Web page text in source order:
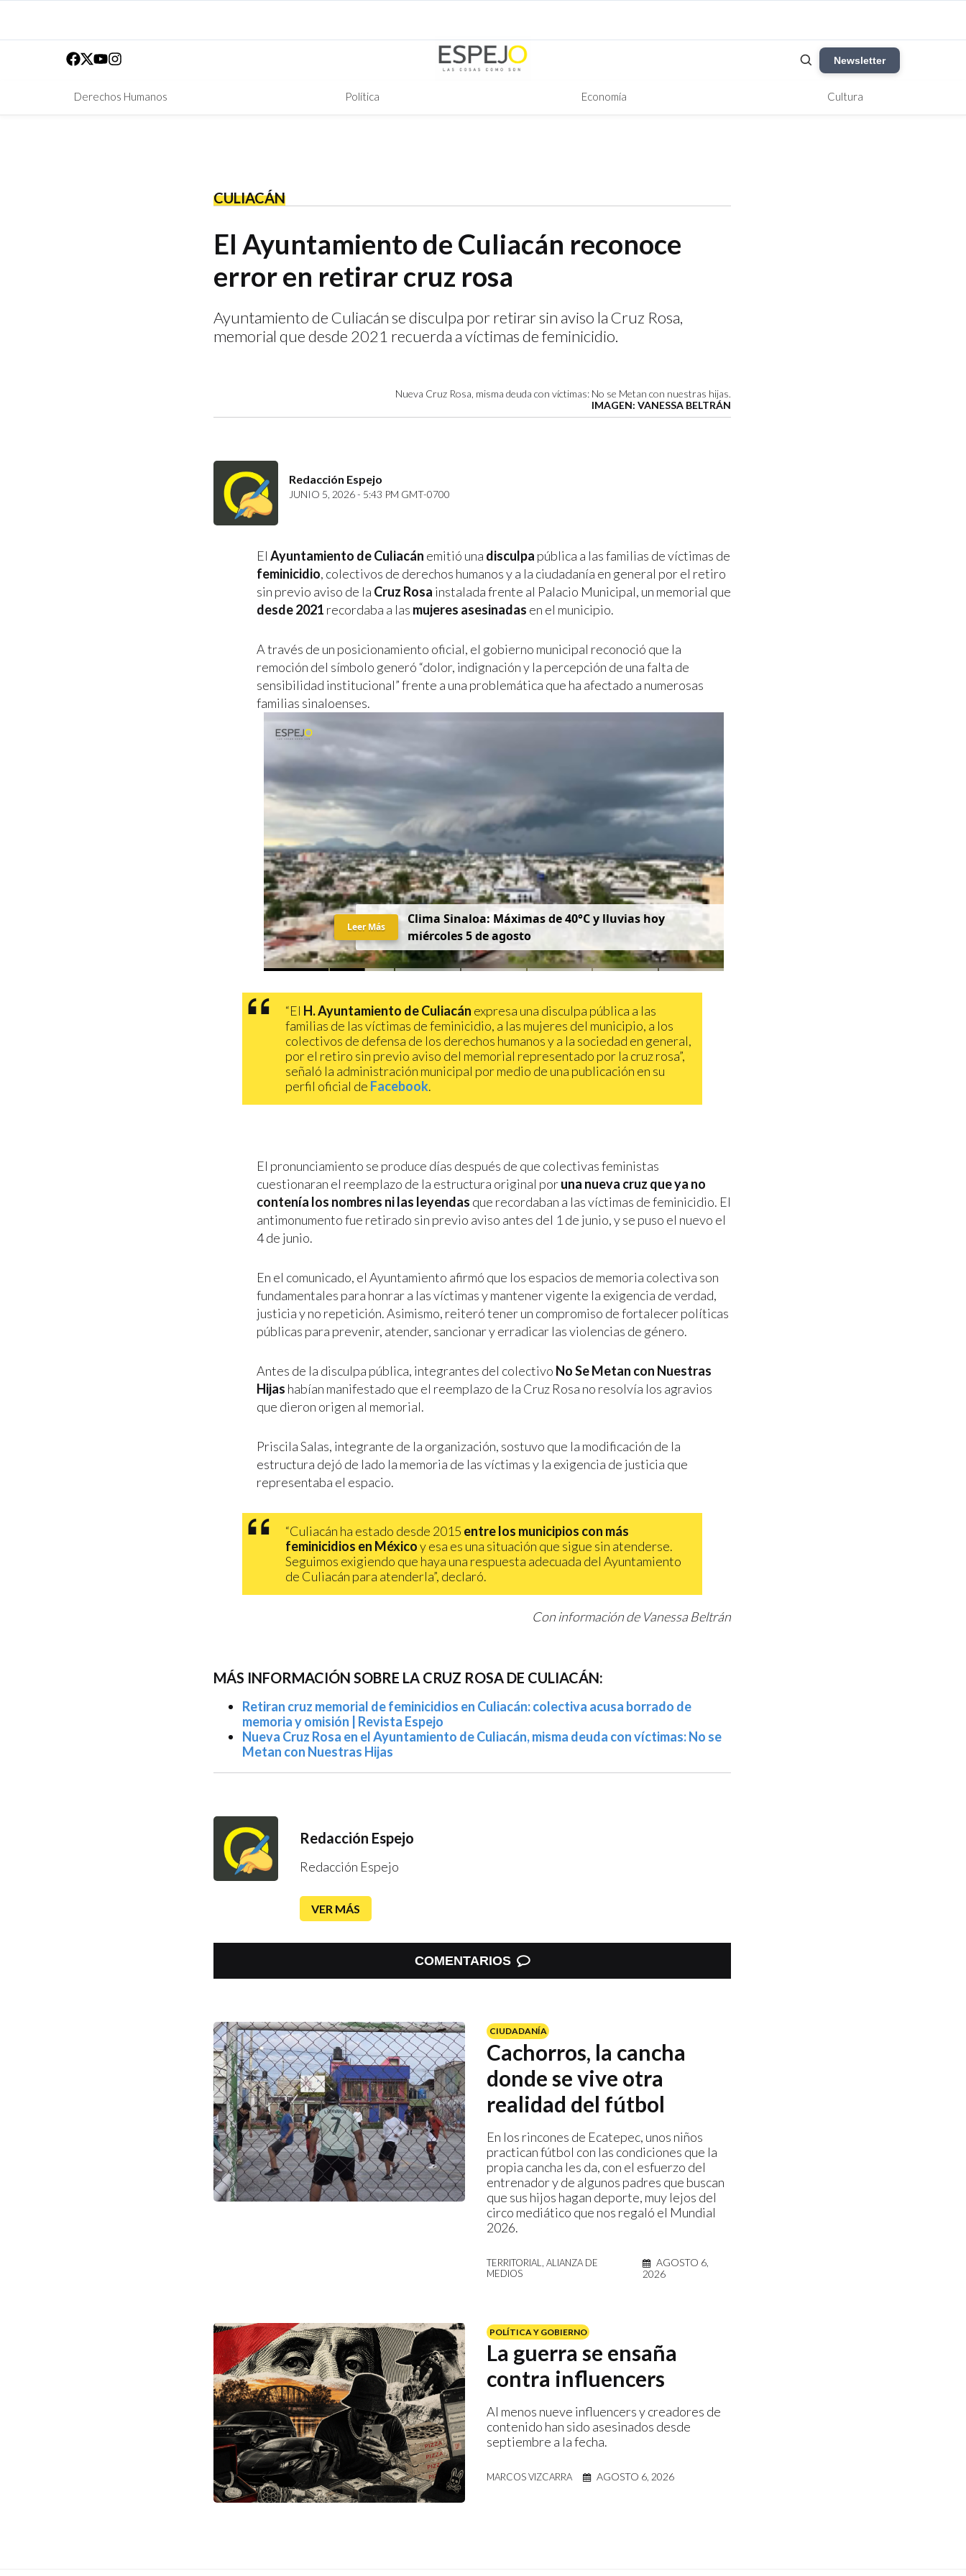
Newsletter
Derechos Humanos Política Economía Cultura
CULIACÁN
El Ayuntamiento de Culiacán reconoce
error en retirar cruz rosa
Ayuntamiento de Culiacán se disculpa por retirar sin aviso la Cruz Rosa,
memorial que desde 2021 recuerda a víctimas de feminicidio.
Nueva Cruz Rosa, misma deuda con víctimas: No se Metan con nuestras hijas.
IMAGEN: VANESSA BELTRÁN
Redacción Espejo
JUNIO 5, 2026 - 5:43 PM GMT-0700
El Ayuntamiento de Culiacán emitió una disculpa pública a las familias de víctimas de
feminicidio, colectivos de derechos humanos y a la ciudadanía en general por el retiro
sin previo aviso de la Cruz Rosa instalada frente al Palacio Municipal, un memorial que
desde 2021 recordaba a las mujeres asesinadas en el municipio.
A través de un posicionamiento oficial, el gobierno municipal reconoció que la
remoción del símbolo generó “dolor, indignación y la percepción de una falta de
sensibilidad institucional” frente a una problemática que ha afectado a numerosas
familias sinaloenses.
Clima Sinaloa: Máximas de 40°C y lluvias hoy
miércoles 5 de agosto
Leer Más
“El H. Ayuntamiento de Culiacán expresa una disculpa pública a las
familias de las víctimas de feminicidio, a las mujeres del municipio, a los
colectivos de defensa de los derechos humanos y a la sociedad en general,
por el retiro sin previo aviso del memorial representado por la cruz rosa”,
señaló la administración municipal por medio de una publicación en su
perfil oficial de Facebook.
El pronunciamiento se produce días después de que colectivas feministas
cuestionaran el reemplazo de la estructura original poruna nueva cruz que ya no
contenía los nombres ni las leyendas que recordaban a las víctimas de feminicidio. El
antimonumento fue retirado sin previo aviso antes del 1 de junio, y se puso el nuevo el
4 de junio.
En el comunicado, el Ayuntamiento afirmó que los espacios de memoria colectiva son
fundamentales para honrar a las víctimas y mantener vigente la exigencia de verdad,
justicia y no repetición. Asimismo, reiteró tener un compromiso de fortalecer políticas
públicas para prevenir, atender, sancionar y erradicar las violencias de género.
Antes de la disculpa pública, integrantes del colectivo No Se Metan con Nuestras
Hijas habían manifestado que el reemplazo de la Cruz Rosa no resolvía los agravios
que dieron origen al memorial.
Priscila Salas, integrante de la organización, sostuvo que la modificación de la
estructura dejó de lado la memoria de las víctimas y la exigencia de justicia que
representaba el espacio.
“Culiacán ha estado desde 2015 entre los municipios con más
feminicidios en Méxicoy esa es una situación que sigue sin atenderse.
Seguimos exigiendo que haya una respuesta adecuada del Ayuntamiento
de Culiacán para atenderla”, declaró.
Con información de Vanessa Beltrán
MÁS INFORMACIÓN SOBRE LA CRUZ ROSA DE CULIACÁN:
Retiran cruz memorial de feminicidios en Culiacán: colectiva acusa borrado de
memoria y omisión | Revista Espejo
Nueva Cruz Rosa en el Ayuntamiento de Culiacán, misma deuda con víctimas: No se
Metan con Nuestras Hijas
Redacción Espejo
Redacción Espejo
VER MÁS
COMENTARIOS
CIUDADANÍA
Cachorros, la cancha
donde se vive otra
realidad del fútbol
En los rincones de Ecatepec, unos niños
practican fútbol con las condiciones que la
propia cancha les da, con el esfuerzo del
entrenador y de algunos padres que buscan
que sus hijos hagan deporte, muy lejos del
circo mediático que nos regaló el Mundial
2026.
TERRITORIAL, ALIANZA DE
MEDIOS
AGOSTO 6,
2026
POLÍTICA Y GOBIERNO
La guerra se ensaña
contra influencers
Al menos nueve influencers y creadores de
contenido han sido asesinados desde
septiembre a la fecha.
MARCOS VIZCARRA AGOSTO 6, 2026